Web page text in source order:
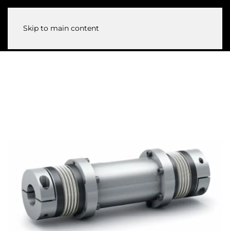
Skip to main content